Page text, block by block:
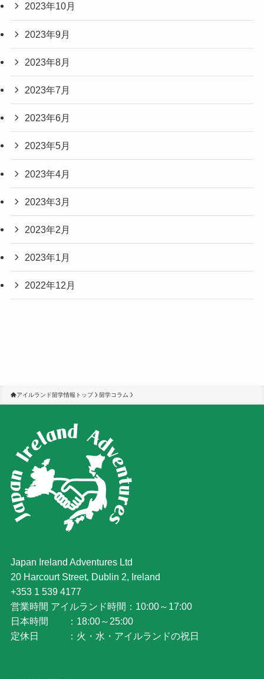
2023年10月
2023年9月
2023年8月
2023年7月
2023年6月
2023年5月
2023年4月
2023年3月
2023年2月
2023年1月
2022年12月
アイルランド留学情報トップ 留学コラム
Japan Ireland Adventures Ltd
20 Harcourt Street‚ Dublin 2, Ireland
+353 1 539 4177
営業時間 アイルランド時間：10:00～17:00
日本時間 ：18:00～25:00
定休日 ：火・水・アイルランドの祝日